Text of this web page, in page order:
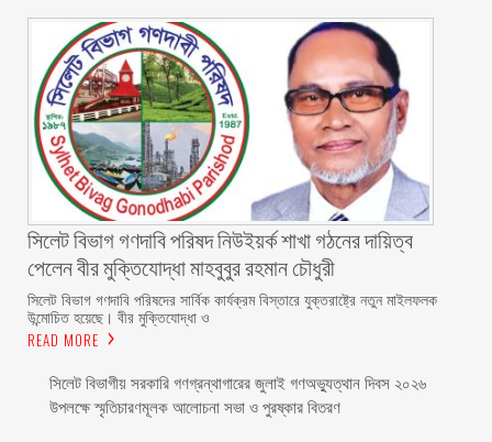
সিলেট বিভাগ গণদাবি পরিষদ নিউইয়র্ক শাখা গঠনের দায়িত্ব
পেলেন বীর মুক্তিযোদ্ধা মাহবুবুর রহমান চৌধুরী ‎ ‎
‎সিলেট বিভাগ গণদাবি পরিষদের সার্বিক কার্যক্রম বিস্তারে যুক্তরাষ্ট্রে নতুন মাইলফলক
উন্মোচিত হয়েছে। বীর মুক্তিযোদ্ধা ও
READ MORE
সিলেট বিভাগীয় সরকারি গণগ্রন্থাগারের জুলাই গণঅভ্যুত্থান দিবস ২০২৬
উপলক্ষে স্মৃতিচারণমূলক আলোচনা সভা ও পুরষ্কার বিতরণ ‎ ‎